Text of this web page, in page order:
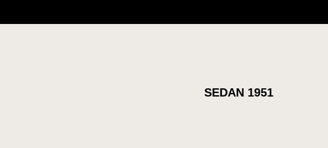
SEDAN 1951